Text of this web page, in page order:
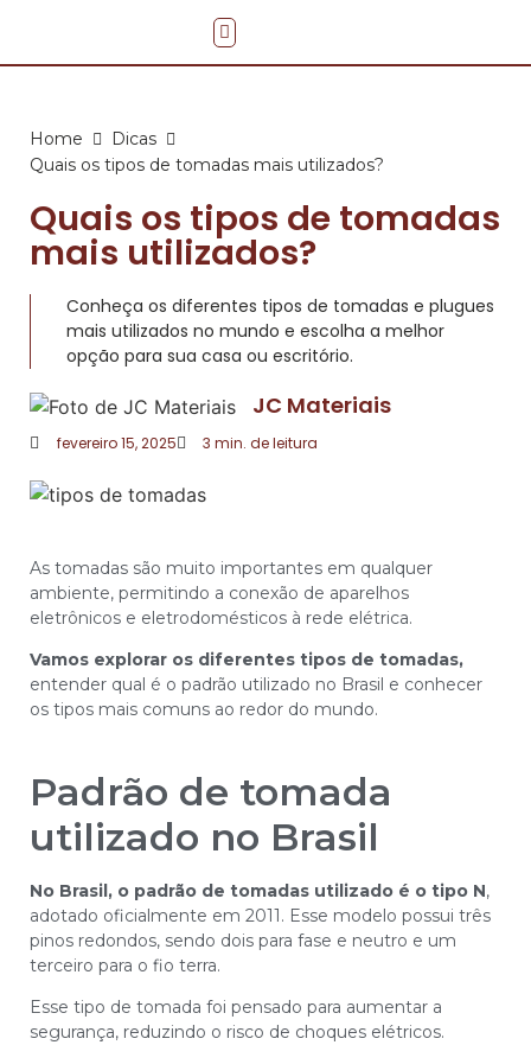
Home
Dicas
Quais os tipos de tomadas mais utilizados?
Quais os tipos de tomadas
mais utilizados?
Conheça os diferentes tipos de tomadas e plugues
mais utilizados no mundo e escolha a melhor
opção para sua casa ou escritório.
JC Materiais
fevereiro 15, 2025 3 min. de leitura
As tomadas são muito importantes em qualquer
ambiente, permitindo a conexão de aparelhos
eletrônicos e eletrodomésticos à rede elétrica.
Vamos explorar os diferentes tipos de tomadas,
entender qual é o padrão utilizado no Brasil e conhecer
os tipos mais comuns ao redor do mundo.
Padrão de tomada
utilizado no Brasil
No Brasil, o padrão de tomadas utilizado é o tipo N,
adotado oficialmente em 2011. Esse modelo possui três
pinos redondos, sendo dois para fase e neutro e um
terceiro para o fio terra.
Esse tipo de tomada foi pensado para aumentar a
segurança, reduzindo o risco de choques elétricos.